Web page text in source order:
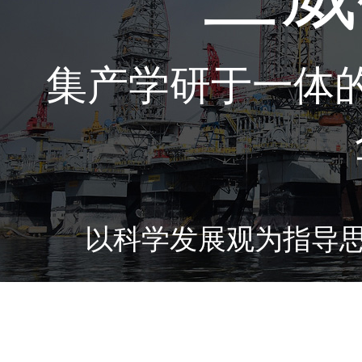
集产学研于一体
以科学发展观为指导